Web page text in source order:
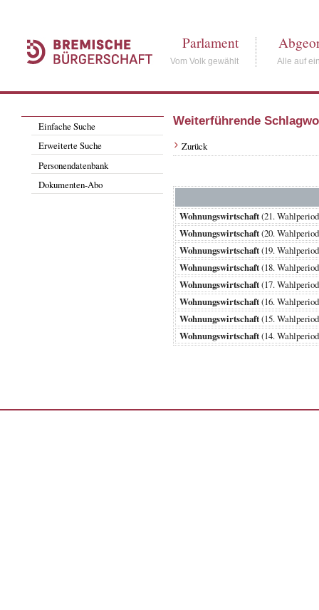
Parlament
Vom Volk gewählt Alle auf
Einfache Suche
Erweiterte Suche
Personendatenbank
Dokumenten-Abo
Weiterführende
Zurück
Wohnungswirtschaft(21.
Wohnungswirtschaft(20.
Wohnungswirtschaft(19.
Wohnungswirtschaft(18.
Wohnungswirtschaft(17.
Wohnungswirtschaft(16.
Wohnungswirtschaft(15.
Wohnungswirtschaft(14.